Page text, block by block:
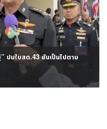
ปมใบสด.43 ยันเป็นไปตาม